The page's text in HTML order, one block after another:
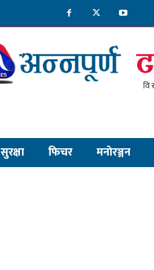
सुरक्षा फिचर मनाेरञ्जन